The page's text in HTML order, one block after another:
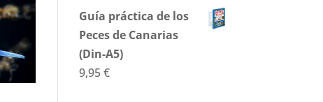
Guía práctica de los
Peces de Canarias
(Din-A5)
9,95€